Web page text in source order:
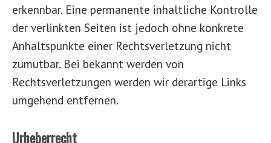
erkennbar. Eine permanente inhaltliche Kontrolle
der verlinkten Seiten ist jedoch ohne konkrete
Anhaltspunkte einer Rechtsverletzung nicht
zumutbar. Bei bekannt werden von
Rechtsverletzungen werden wir derartige Links
umgehend entfernen.
Urheberrecht